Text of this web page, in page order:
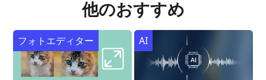
他のおすすめ
フォトエディター AI